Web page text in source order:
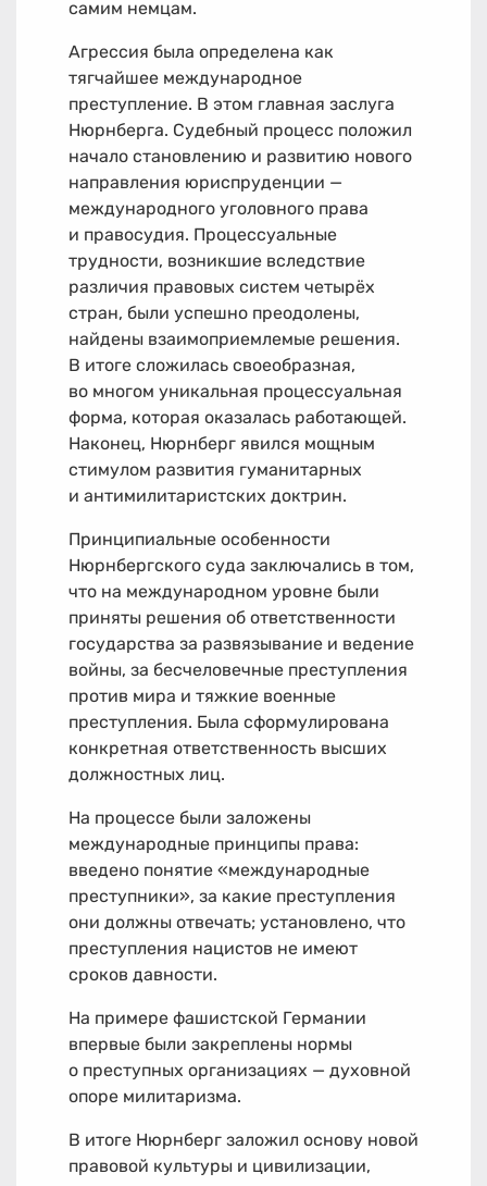
самим немцам.
Агрессия была определена как
тягчайшее международное
преступление. В этом главная заслуга
Нюрнберга. Судебный процесс положил
начало становлению и развитию нового
направления юриспруденции —
международного уголовного права
и правосудия. Процессуальные
трудности, возникшие вследствие
различия правовых систем четырёх
стран, были успешно преодолены,
найдены взаимоприемлемые решения.
В итоге сложилась своеобразная,
во многом уникальная процессуальная
форма, которая оказалась работающей.
Наконец, Нюрнберг явился мощным
стимулом развития гуманитарных
и антимилитаристских доктрин.
Принципиальные особенности
Нюрнбергского суда заключались в том,
что на международном уровне были
приняты решения об ответственности
государства за развязывание и ведение
войны, за бесчеловечные преступления
против мира и тяжкие военные
преступления. Была сформулирована
конкретная ответственность высших
должностных лиц.
На процессе были заложены
международные принципы права:
введено понятие «международные
преступники», за какие преступления
они должны отвечать; установлено, что
преступления нацистов не имеют
сроков давности.
На примере фашистской Германии
впервые были закреплены нормы
о преступных организациях — духовной
опоре милитаризма.
В итоге Нюрнберг заложил основу новой
правовой культуры и цивилизации,